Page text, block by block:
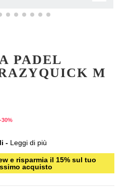
PADEL
M
-30%
- Leggi di più
e risparmia il 15% sul tuo
acquisto